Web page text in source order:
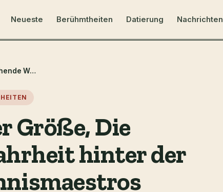
Neueste Berühmtheiten Datierung Nachrichten
Roger Federer Größe, Die überraschende Wahrheit hinter der Größe des Tennismaestros
Größe, Die
hinter der